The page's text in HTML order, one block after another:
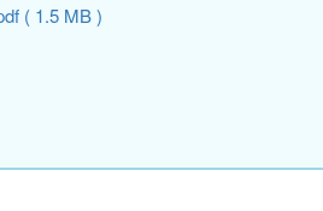
( 1.5 MB )